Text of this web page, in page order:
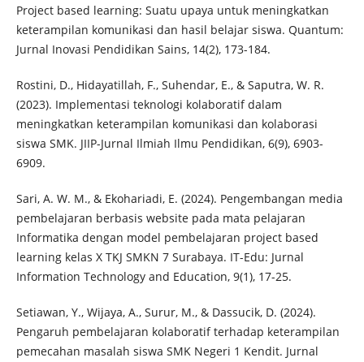
Project based learning: Suatu upaya untuk meningkatkan
keterampilan komunikasi dan hasil belajar siswa. Quantum:
Jurnal Inovasi Pendidikan Sains, 14(2), 173-184.
Rostini, D., Hidayatillah, F., Suhendar, E., & Saputra, W. R.
(2023). Implementasi teknologi kolaboratif dalam
meningkatkan keterampilan komunikasi dan kolaborasi
siswa SMK. JIIP-Jurnal Ilmiah Ilmu Pendidikan, 6(9), 6903-
6909.
Sari, A. W. M., & Ekohariadi, E. (2024). Pengembangan media
pembelajaran berbasis website pada mata pelajaran
Informatika dengan model pembelajaran project based
learning kelas X TKJ SMKN 7 Surabaya. IT-Edu: Jurnal
Information Technology and Education, 9(1), 17-25.
Setiawan, Y., Wijaya, A., Surur, M., & Dassucik, D. (2024).
Pengaruh pembelajaran kolaboratif terhadap keterampilan
pemecahan masalah siswa SMK Negeri 1 Kendit. Jurnal